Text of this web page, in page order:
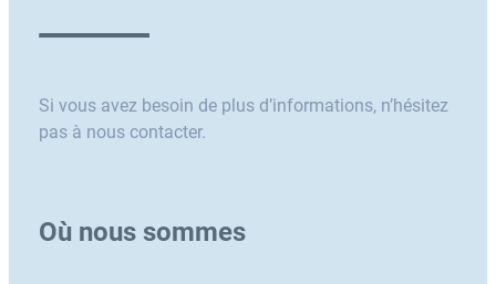
Si vous avez besoin de plus d’informations, n’hésitez
pas à nous contacter.
Où nous sommes